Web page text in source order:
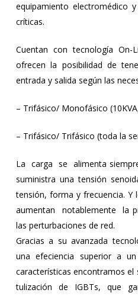
equipamiento electromédico
críticas.
Cuentan con tecnología On-
ofrecen la posibilidad de
entrada y salida según las
– Trifásico/ Monofásico
– Trifásico/ Trifásico (toda la
La carga se alimenta
suministra una tensión
tensión, forma y frecuencia.
aumentan notablemente la
las perturbaciones de red.
Gracias a su avanzada
una efeciencia superior a
características encontramos
tulización de IGBTs, que